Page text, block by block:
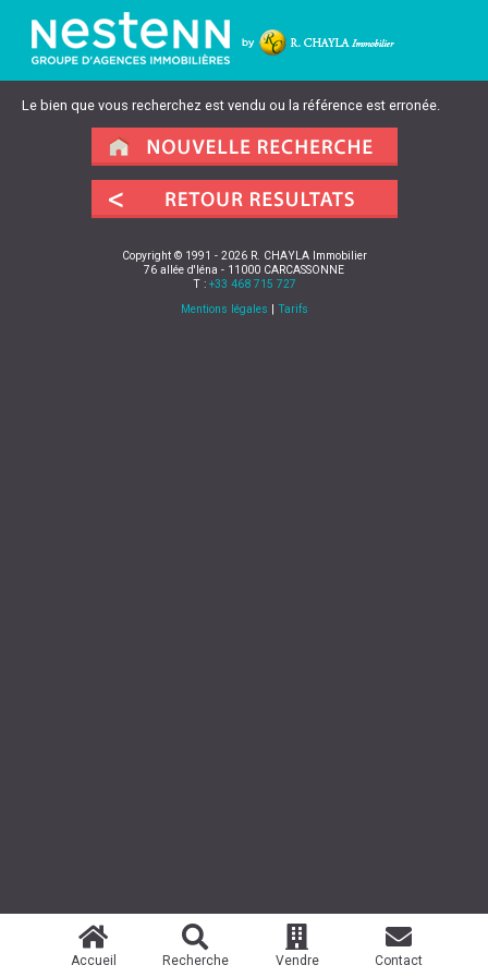
Le bien que vous recherchez est vendu ou la référence est erronée.
Copyright © 1991 - 2026 R. CHAYLA Immobilier
76 allée d'Iéna - 11000 CARCASSONNE
T : +33 468 715 727
Mentions légales
Tarifs
Accueil Recherche Vendre Contact